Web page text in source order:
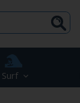
Surf